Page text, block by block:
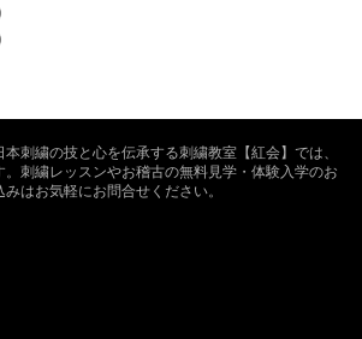
刺繍の技と心を伝承する刺繍教室【紅会】では、
刺繍レッスンやお稽古の無料見学・体験入学のお
みはお気軽にお問合せください。